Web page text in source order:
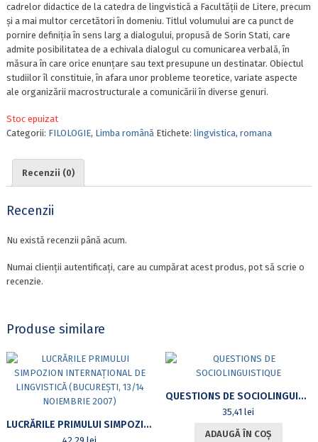
cadrelor didactice de la catedra de lingvistică a Facultății de Litere, precum
și a mai multor cercetători în domeniu. Titlul volumului are ca punct de
pornire definiția în sens larg a dialogului, propusă de Sorin Stati, care
admite posibilitatea de a echivala dialogul cu comunicarea verbală, în
măsura în care orice enunțare sau text presupune un destinatar. Obiectul
studiilor îl constituie, în afara unor probleme teoretice, variate aspecte
ale organizării macrostructurale a comunicării în diverse genuri.
Stoc epuizat
Categorii: FILOLOGIE, Limba română Etichete: lingvistica, romana
Recenzii (0)
Recenzii
Nu există recenzii până acum.
Numai clienții autentificați, care au cumpărat acest produs, pot să scrie o
recenzie.
Produse similare
LUCRĂRILE PRIMULUI SIMPOZION INTERNAȚIONAL DE LINGVISTICĂ (BUCUREȘTI, 13/14 NOIEMBRIE 2007)
QUESTIONS DE SOCIOLINGUISTIQUE
35,41lei
ADAUGĂ ÎN COȘ